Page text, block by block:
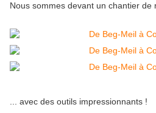
Nous sommes devant un chantier de
... avec des outils impressionnants !